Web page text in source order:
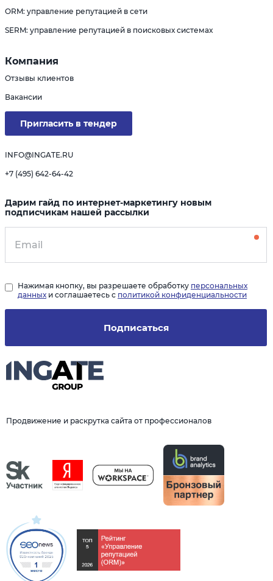
Продвижение и раскрутка сайта от профессионалов
ORM: управление репутацией в сети
SERM: управление репутацией в поисковых системах
Компания
Отзывы клиентов
Вакансии
Пригласить в тендер
INFO@INGATE.RU
+7 (495) 642-64-42
Дарим гайд по интернет-маркетингу новым
подписчикам нашей рассылки
Подписаться
Нажимая кнопку, вы разрешаете обработку персональных
данных и соглашаетесь с политикой конфиденциальности